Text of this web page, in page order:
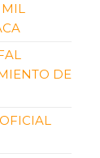
MIL
DE